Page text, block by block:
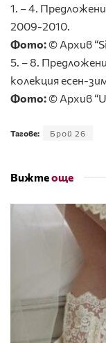
1. – 4.
2009-2010.
Фото:© Архив
5. – 8.
колекция есен-
Фото:© Архив
Тагове: Брой 26
Вижтеоще